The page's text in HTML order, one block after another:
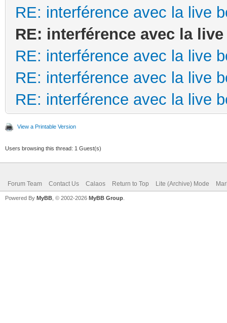
RE: interférence avec la live
RE: interférence avec la
RE: interférence avec la live
RE: interférence avec la live
RE: interférence avec la live
View a Printable Version
Users browsing this thread: 1 Guest(s)
Forum Team Contact Us Calaos Return to Top Lite (Archive) Mode
Powered By MyBB , © 2002-2026 MyBB Group